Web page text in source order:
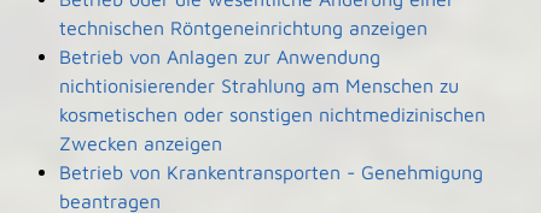
technischen Röntgeneinrichtung anzeigen
Betrieb von Anlagen zur Anwendung
nichtionisierender Strahlung am Menschen zu
kosmetischen oder sonstigen nichtmedizinischen
Zwecken anzeigen
Betrieb von Krankentransporten - Genehmigung
beantragen